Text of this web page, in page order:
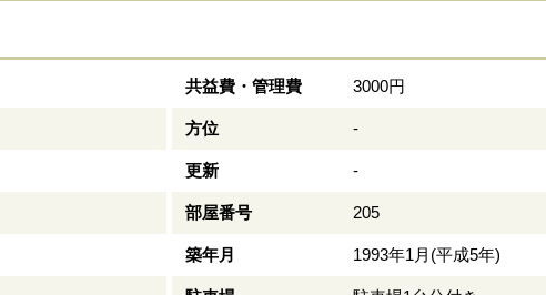
共益費・管理費 3000円
方位 -
更新 -
部屋番号 205
築年月 1993年1月(平成5年)